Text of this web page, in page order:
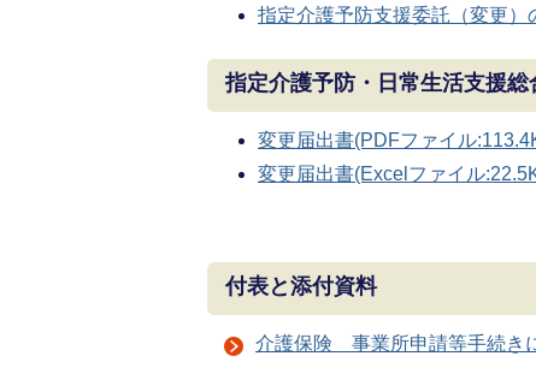
指定介護予防支援委託（変更
指定介護予防・日常生活支援総
変更届出書(PDFファイル
変更届出書(Excelファイル
付表と添付資料
介護保険 事業所申請等手続き